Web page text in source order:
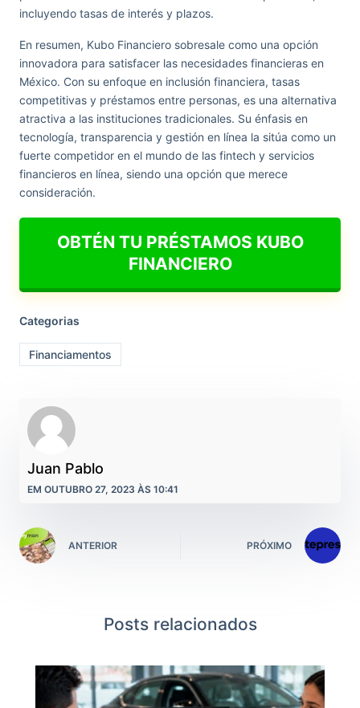
incluyendo tasas de interés y plazos.
En resumen, Kubo Financiero sobresale como una opción
innovadora para satisfacer las necesidades financieras en
México. Con su enfoque en inclusión financiera, tasas
competitivas y préstamos entre personas, es una alternativa
atractiva a las instituciones tradicionales. Su énfasis en
tecnología, transparencia y gestión en línea la sitúa como un
fuerte competidor en el mundo de las fintech y servicios
financieros en línea, siendo una opción que merece
consideración.
OBTÉN TU PRÉSTAMOS KUBO
FINANCIERO
Categorias
Financiamentos
Juan Pablo
EM OUTUBRO 27, 2023 ÀS 10:41
ANTERIOR PRÓXIMO
Posts relacionados